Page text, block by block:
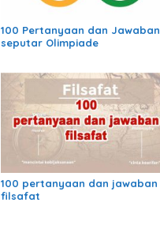
100 Pertanyaan dan Jawaban
seputar Olimpiade
100 pertanyaan dan jawaban
filsafat